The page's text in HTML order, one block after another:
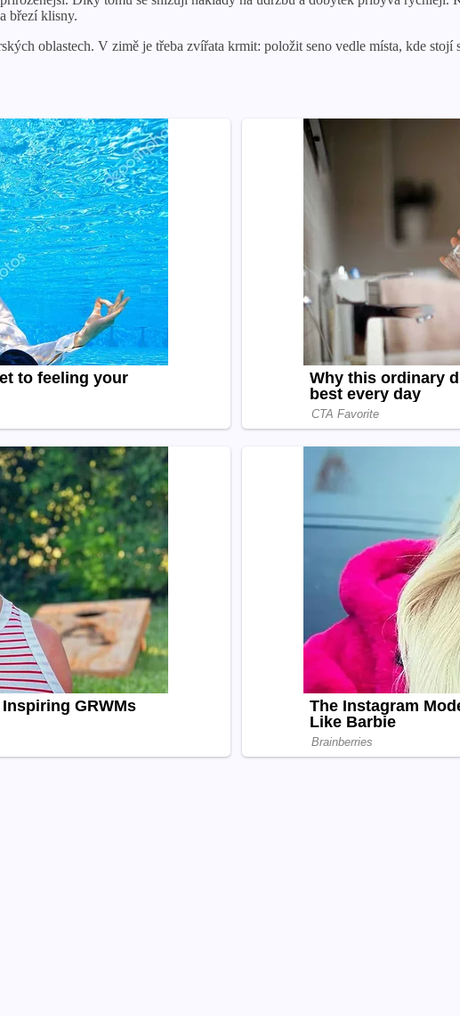
březí klisny.
oblastech. V zimě je třeba zvířata krmit: položit seno vedle místa, kde